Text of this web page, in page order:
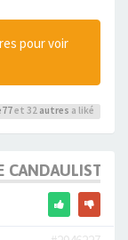
pour voir
et 32 autres a liké
CANDAULISTE